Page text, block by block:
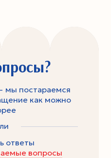
мы постараемся
как можно
ответы
вопросы